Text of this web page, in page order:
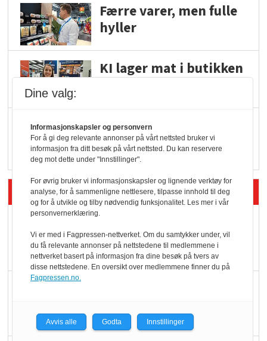
Færre varer, men fulle
hyller
KI lager mat i butikken
Q passerte 1 milliard i
Rema i 2025
Siste artikler - Økologisk
yoghurt: Trues av
melkemangel
hederspris
Dine valg:
Informasjonskapsler og personvern
For å gi deg relevante annonser på vårt nettsted bruker vi
informasjon fra ditt besøk på vårt nettsted. Du kan reservere
deg mot dette under "Innstillinger".
For øvrig bruker vi informasjonskapsler og lignende verktøy for
analyse, for å sammenligne nettlesere, tilpasse innhold til deg
og for å utvikle og tilby nødvendig funksjonalitet. Les mer i vår
personvernerklæring.
Vi er med i Fagpressen-nettverket. Om du samtykker under, vil
du få relevante annonser på nettstedene til medlemmene i
nettverket basert på informasjon fra dine besøk på tvers av
disse nettstedene. En oversikt over medlemmene finner du på
Fagpressen.no.
Avvis alle Godta Innstillinger